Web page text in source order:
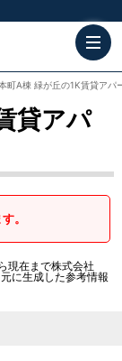
町A棟 緑が丘の1K賃貸アパ
貸アパ
。
現在まで株式会社
に生成した参考情報